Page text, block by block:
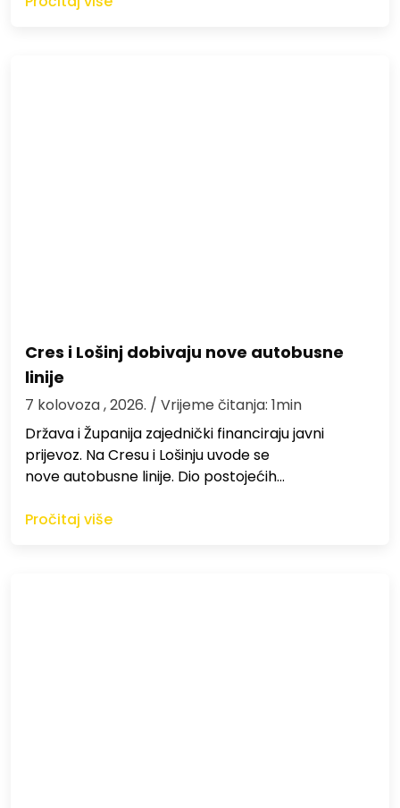
Cres i Lošinj dobivaju nove autobusne
linije
7 kolovoza , 2026. / Vrijeme čitanja: 1min
Država i Županija zajednički financiraju javni
prijevoz. Na Cresu i Lošinju uvode se
nove autobusne linije. Dio postojećih…
Pročitaj više